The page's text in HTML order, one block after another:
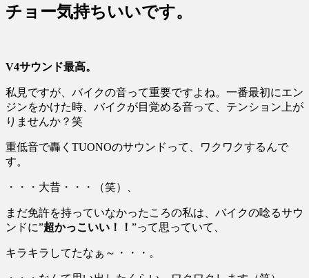
チョー気持ちいいです。
V4サウンド最高。
私見ですが、バイクの音って重要ですよね。一番最初にエン
ジンをかけた時、バイクが目覚める音って、テンション上が
りませんか？笑
重低音で轟くTUONOのサウンドって、ワクワクするんで
す。
・・・大昔・・・（笑）、
まだ免許を持っていなかったころの私は、バイクの唸るサウ
ンドに”超かっこいい！！ ”って思っていて、
キラキラしてたなぁ～・・・。